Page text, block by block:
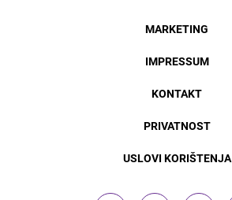
MARKETING
IMPRESSUM
KONTAKT
PRIVATNOST
USLOVI KORIŠTENJA